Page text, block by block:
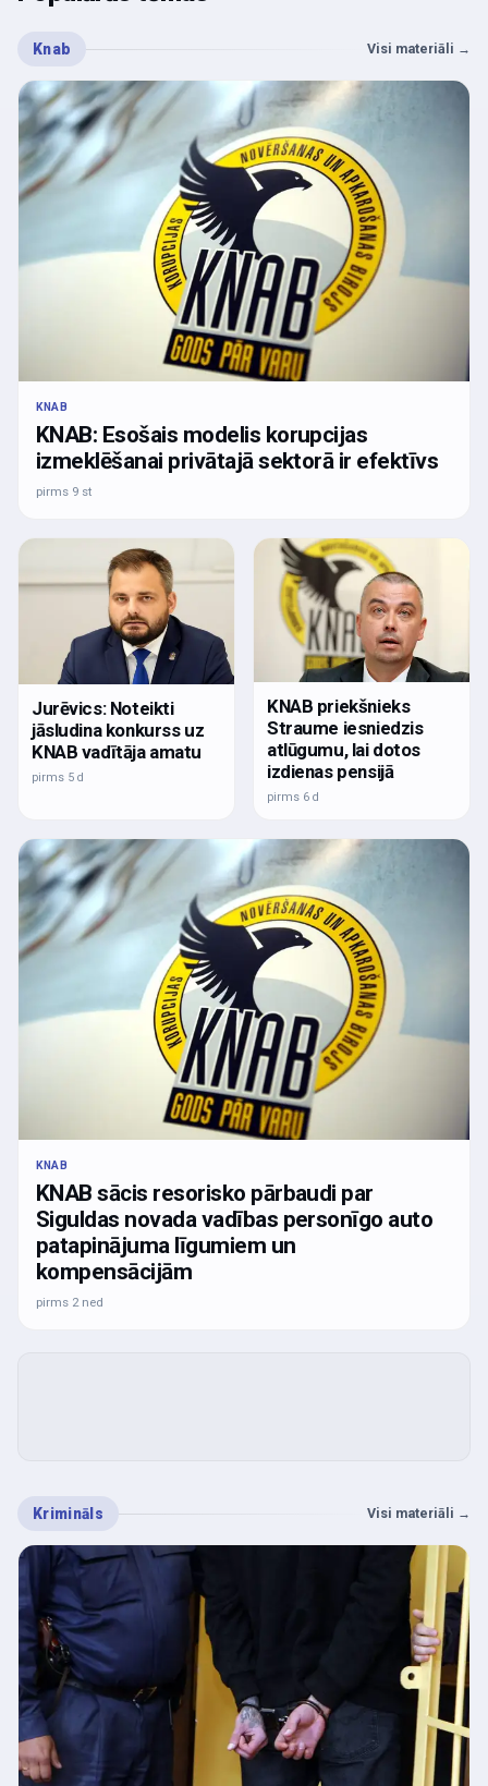
Knab Visi materiāli →
KNAB
KNAB: Esošais modelis korupcijas
izmeklēšanai privātajā sektorā ir efektīvs
pirms 9 st
Jurēvics: Noteikti
jāsludina konkurss uz
KNAB vadītāja amatu
pirms 5 d
KNAB priekšnieks
Straume iesniedzis
atlūgumu, lai dotos
izdienas pensijā
pirms 6 d
KNAB
KNAB sācis resorisko pārbaudi par
Siguldas novada vadības personīgo auto
patapinājuma līgumiem un
kompensācijām
pirms 2 ned
Krimināls Visi materiāli →